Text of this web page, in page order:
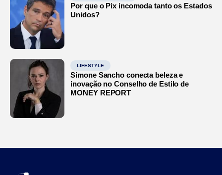
Por que o Pix incomoda tanto os Estados
Unidos?
LIFESTYLE
Simone Sancho conecta beleza e
inovação no Conselho de Estilo de
MONEY REPORT